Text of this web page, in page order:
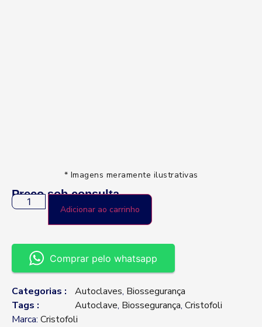
* Imagens meramente ilustrativas
Preço sob consulta
Adicionar ao carrinho
Comprar pelo whatsapp
Categorias : Autoclaves, Biossegurança
Tags :
Autoclave, Biossegurança, Cristofoli
Marca: Cristofoli